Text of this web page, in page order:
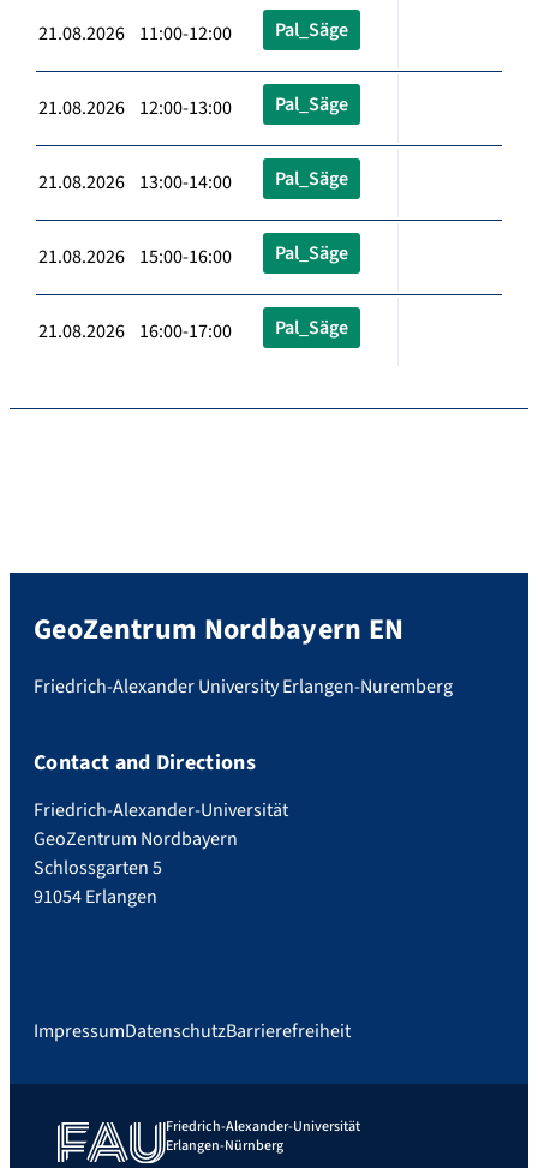
21.08.2026 11:00-12:00 Pal_Säge
21.08.2026 12:00-13:00 Pal_Säge
21.08.2026 13:00-14:00 Pal_Säge
21.08.2026 15:00-16:00 Pal_Säge
21.08.2026 16:00-17:00 Pal_Säge
GeoZentrum Nordbayern EN
Friedrich-Alexander University Erlangen-Nuremberg
Contact and Directions
Friedrich-Alexander-Universität
GeoZentrum Nordbayern
Schlossgarten 5
91054 Erlangen
ImpressumDatenschutzBarrierefreiheit
Friedrich-Alexander-Universität
Erlangen-Nürnberg